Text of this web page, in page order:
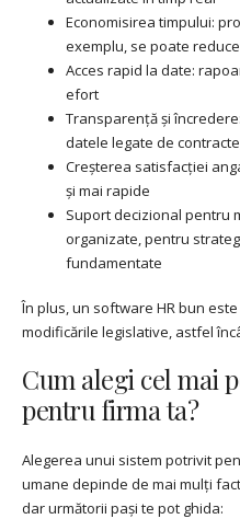
Economisirea timpului:
exemplu, se poate
Acces rapid la date:
efort
Transparență și
datele legate de
Creșterea satisfacției
și mai rapide
Suport decizional pentru
organizate, pentru
fundamentate
În plus, un software HR bun
modificările legislative, astfel
Cum alegi cel mai
pentru firma ta?
Alegerea unui sistem potrivit
umane depinde de mai mulți
dar următorii pași te pot ghida: